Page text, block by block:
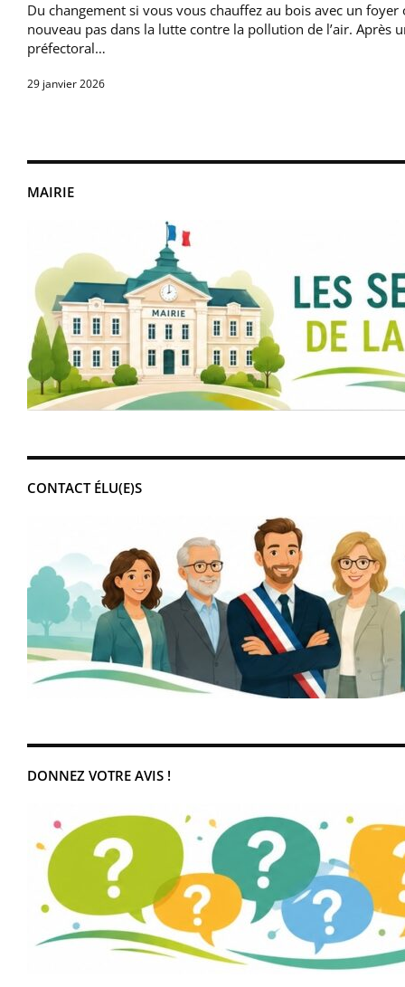
MAIRIE
CONTACT ÉLU(E)S
DONNEZ VOTRE AVIS !
Du changement si vous vous chauffez au bois avec un foyer
nouveau pas dans la lutte contre la pollution de l’air. Après
préfectoral…
29 janvier 2026